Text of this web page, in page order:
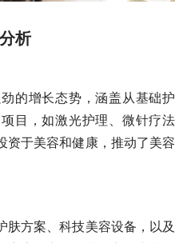
析
的增长态势，涵盖从基础护
目，如激光护理、微针疗法
资于美容和健康，推动了美容
肤方案、科技美容设备，以及